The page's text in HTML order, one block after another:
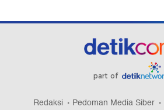
part of
Redaksi Pedoman Media Siber